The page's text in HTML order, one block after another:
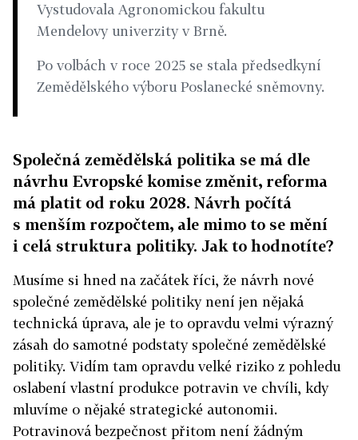
Vystudovala Agronomickou fakultu
Mendelovy univerzity v Brně.
Po volbách v roce 2025 se stala předsedkyní
Zemědělského výboru Poslanecké sněmovny.
Společná zemědělská politika se má dle
návrhu Evropské komise změnit, reforma
má platit od roku 2028. Návrh počítá
s menším rozpočtem, ale mimo to se mění
i celá struktura politiky. Jak to hodnotíte?
Musíme si hned na začátek říci, že návrh nové
společné zemědělské politiky není jen nějaká
technická úprava, ale je to opravdu velmi výrazný
zásah do samotné podstaty společné zemědělské
politiky. Vidím tam opravdu velké riziko z pohledu
oslabení vlastní produkce potravin ve chvíli, kdy
mluvíme o nějaké strategické autonomii.
Potravinová bezpečnost přitom není žádným